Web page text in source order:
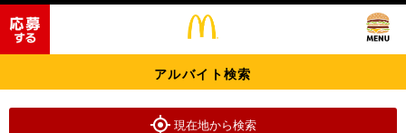
アルバイト検索
現在地から検索